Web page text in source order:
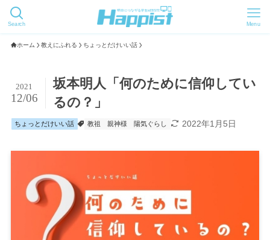
Search Menu
ホーム 教えにふれる ちょっとだけいい話
坂本明人「何のために信仰してい
るの？」
2021
12/06
ちょっとだけいい話 教祖 親神様 陽気ぐらし 2022年1月5日